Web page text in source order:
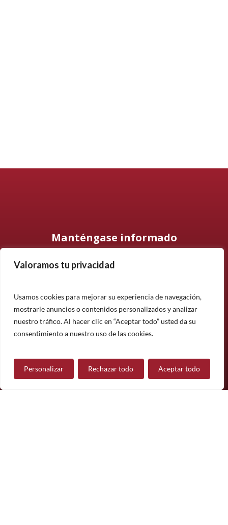
Valoramos tu privacidad
Usamos cookies para mejorar su experiencia de navegación,
mostrarle anuncios o contenidos personalizados y analizar
nuestro tráfico. Al hacer clic en “Aceptar todo” usted da su
consentimiento a nuestro uso de las cookies.
Personalizar Rechazar todo Aceptar todo
Manténgase informado
Suscríbase a nuestro boletín informativo y manténgase
noticias.
Suscríbete
¿Tiene alguna pregunta?
Contáctanos